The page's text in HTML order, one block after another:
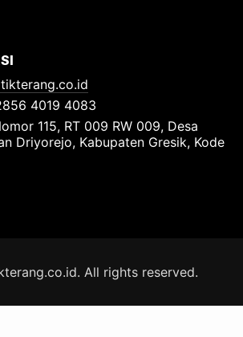
4019 4083
115, RT 009 RW 009, Desa
Driyorejo, Kabupaten Gresik, Kode
All rights reserved.